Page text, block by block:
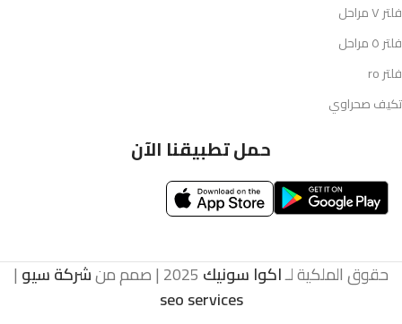
فلتر ٧ مراحل
فلتر ٥ مراحل
فلتر ro
تكيف صحراوي
حمل تطبيقنا الآن
حقوق الملكية لـاكوا سونيك شركة سيو |
seo services